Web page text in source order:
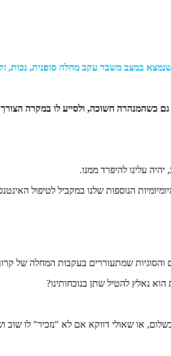
במצב משבר עקב מחלה סופנית, נכות,
חשוכה, ולסייע לו במקרה הצורך
עלינו להיפרד ממנו.
הנוספות שלנו במקביל לטיפול
והסוגיות שמתעוררים בעקבות המחלה של
נאלץ להטיל שתן בנוכחותינו?
או שאולי דווקא אם לא "נזכיר" לו שוב